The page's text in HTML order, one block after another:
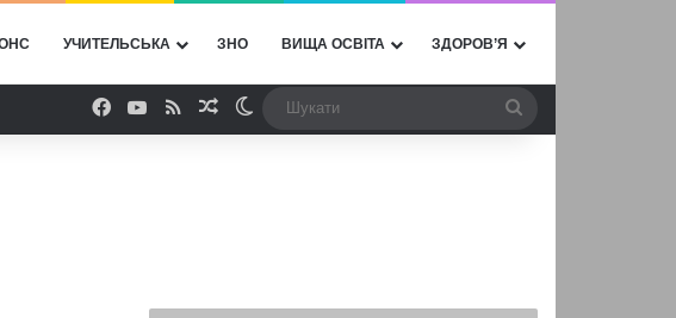
УЧИТЕЛЬСЬКА ЗНО ВИЩА ОСВІТА ЗДОРОВ’Я
Facebook
YouTube
RSSВипадкова стаття
Switch skin